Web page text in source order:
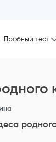
Пробный тест